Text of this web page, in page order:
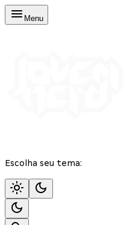
Menu
Escolha seu tema: